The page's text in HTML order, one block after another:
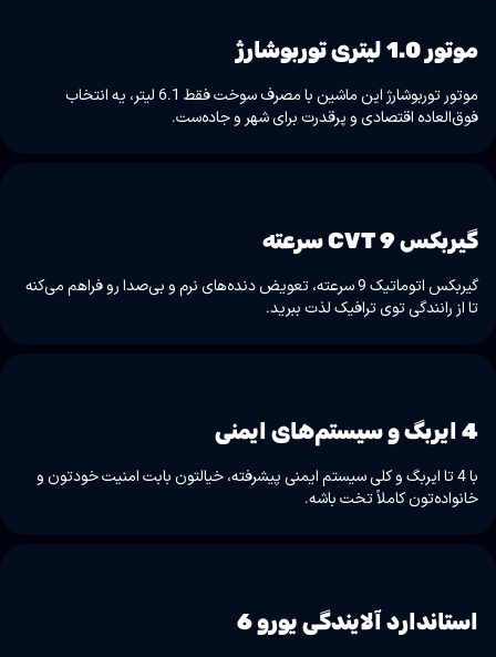
موتور 1.0 لیتری توربوشارژ
موتور توربوشارژ این ماشین با مصرف سوخت فقط 6.1 لیتر، یه انتخاب
فوق‌العاده اقتصادی و پرقدرت برای شهر و جاده‌ست.
گیربکس CVT 9 سرعته
گیربکس اتوماتیک 9 سرعته، تعویض دنده‌های نرم و بی‌صدا رو فراهم می‌کنه
تا از رانندگی توی ترافیک لذت ببرید.
4 ایربگ و سیستم‌های ایمنی
با 4 تا ایربگ و کلی سیستم ایمنی پیشرفته، خیالتون بابت امنیت خودتون و
خانواده‌تون کاملاً تخت باشه.
استاندارد آلایندگی یورو 6